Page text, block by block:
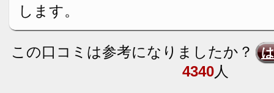
します。
この口コミは参考になりましたか？
4340人